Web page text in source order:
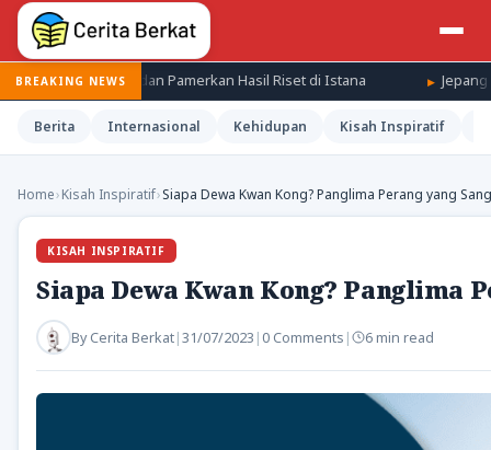
BREAKING NEWS
Pamerkan Hasil Riset di Istana Jepang Kenang Tragedi
Berita Internasional Kehidupan Kisah Inspiratif
Home›Kisah Inspiratif›Siapa Dewa Kwan Kong? Panglima Perang yang
KISAH INSPIRATIF
Siapa Dewa Kwan Kong? Panglima
ByCerita Berkat|31/07/2023 | 0 Comments | 6 min read